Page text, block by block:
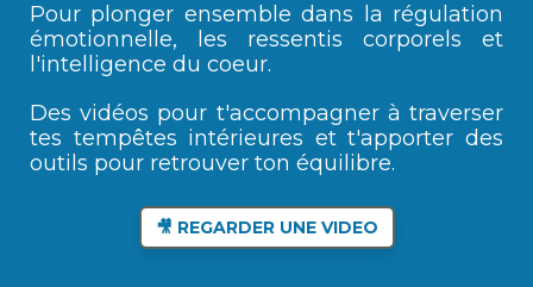
Pour plonger ensemble dans la régulation
émotionnelle, les ressentis corporels et
l'intelligence du coeur.
Des vidéos pour t'accompagner à traverser
tes tempêtes intérieures et t'apporter des
outils pour retrouver ton équilibre.
🎥 REGARDER UNE VIDEO